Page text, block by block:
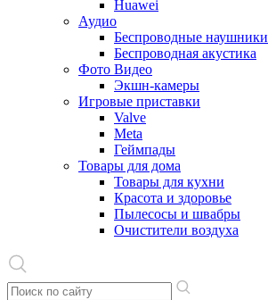
Huawei
Аудио
Беспроводные наушники
Беспроводная акустика
Фото Видео
Экшн-камеры
Игровые приставки
Valve
Meta
Геймпады
Товары для дома
Товары для кухни
Красота и здоровье
Пылесосы и швабры
Очистители воздуха